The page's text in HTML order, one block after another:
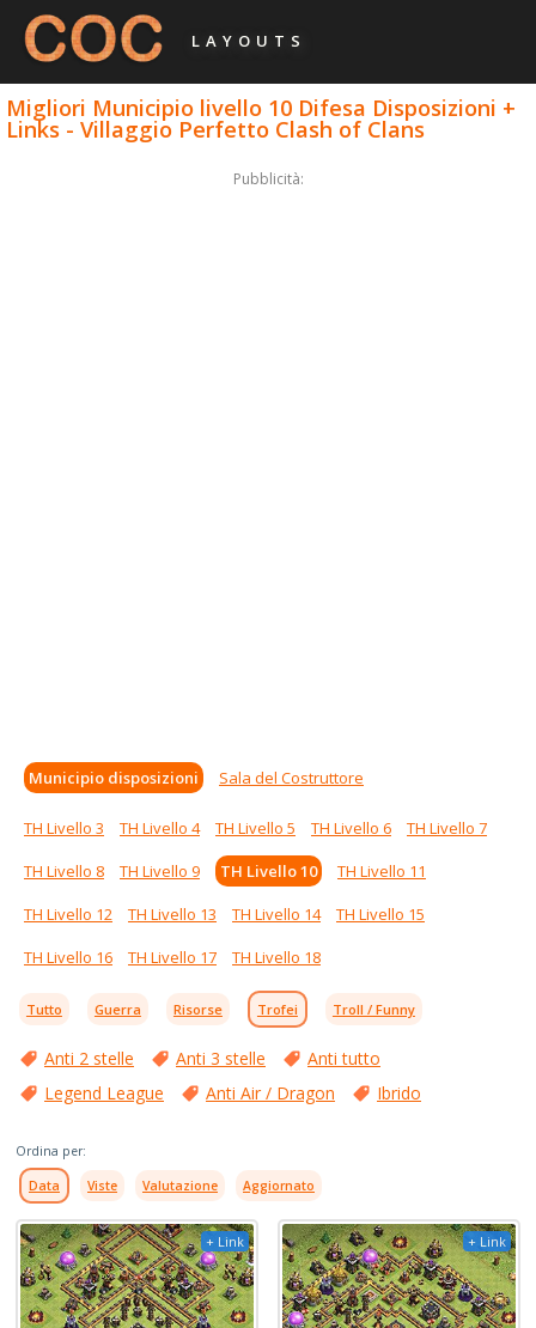
LAYOUTS
Migliori Municipio livello 10 Difesa Disposizioni +
Links - Villaggio Perfetto Clash of Clans
Pubblicità:
Municipio disposizioni Sala del Costruttore
TH Livello 3 TH Livello 4 TH Livello 5 TH Livello 6
TH Livello 7
TH Livello 8
TH Livello 9 TH Livello 10
TH Livello 11
TH Livello 12
TH Livello 13 TH Livello 14
TH Livello 15
TH Livello 16
TH Livello 17 TH Livello 18
Tutto Guerra Risorse Trofei Troll / Funny
Anti 2 stelle Anti 3 stelle
Anti tutto
Legend League
Anti Air / Dragon Ibrido
Ordina per:
Data Viste Valutazione Aggiornato
+ Link + Link